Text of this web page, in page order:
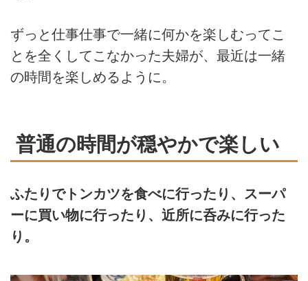
ずっと仕事仕事で一緒に何かを楽しむってこ
とを全くしてこなかった夫婦が、最近は一緒
の時間を楽しめるように。
普通の時間が穏やかで楽しい
ふたりでトンカツを食べに行ったり、スーパ
ーに買い物に行ったり、近所に呑みに行った
り。